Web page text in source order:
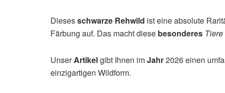
Diesesschwarze Rehwild ist eine absolute
Färbung auf. Das macht diese besonderes Tiere
UnserArtikelgibt Ihnen imJahr2026 einen
einzigartigen Wildform.